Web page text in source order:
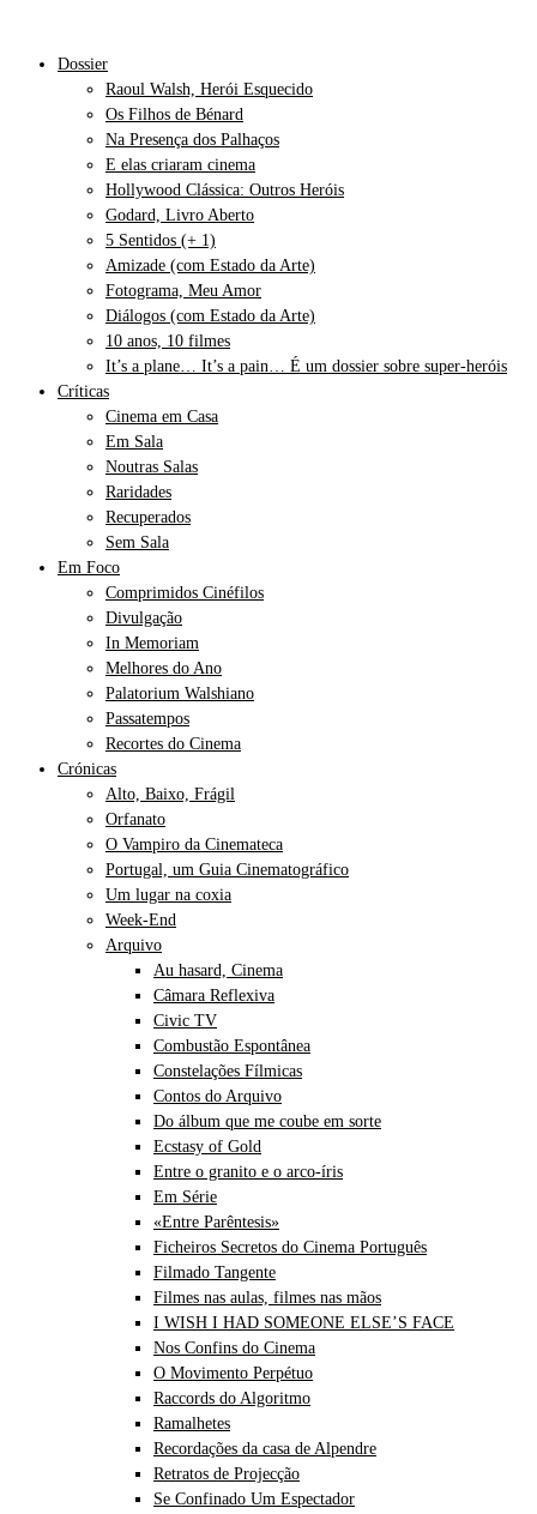
Dossier
Raoul Walsh, Herói Esquecido
Os Filhos de Bénard
Na Presença dos Palhaços
E elas criaram cinema
Hollywood Clássica: Outros Heróis
Godard, Livro Aberto
5 Sentidos (+ 1)
Amizade (com Estado da Arte)
Fotograma, Meu Amor
Diálogos (com Estado da Arte)
10 anos, 10 filmes
It’s a plane… It’s a pain… É um dossier sobre super-heróis
Críticas
Cinema em Casa
Em Sala
Noutras Salas
Raridades
Recuperados
Sem Sala
Em Foco
Comprimidos Cinéfilos
Divulgação
In Memoriam
Melhores do Ano
Palatorium Walshiano
Passatempos
Recortes do Cinema
Crónicas
Alto, Baixo, Frágil
Orfanato
O Vampiro da Cinemateca
Portugal, um Guia Cinematográfico
Um lugar na coxia
Week-End
Arquivo
Au hasard, Cinema
Câmara Reflexiva
Civic TV
Combustão Espontânea
Constelações Fílmicas
Contos do Arquivo
Do álbum que me coube em sorte
Ecstasy of Gold
Entre o granito e o arco-íris
Em Série
«Entre Parêntesis»
Ficheiros Secretos do Cinema Português
Filmado Tangente
Filmes nas aulas, filmes nas mãos
I WISH I HAD SOMEONE ELSE’S FACE
Nos Confins do Cinema
O Movimento Perpétuo
Raccords do Algoritmo
Ramalhetes
Recordações da casa de Alpendre
Retratos de Projecção
Se Confinado Um Espectador